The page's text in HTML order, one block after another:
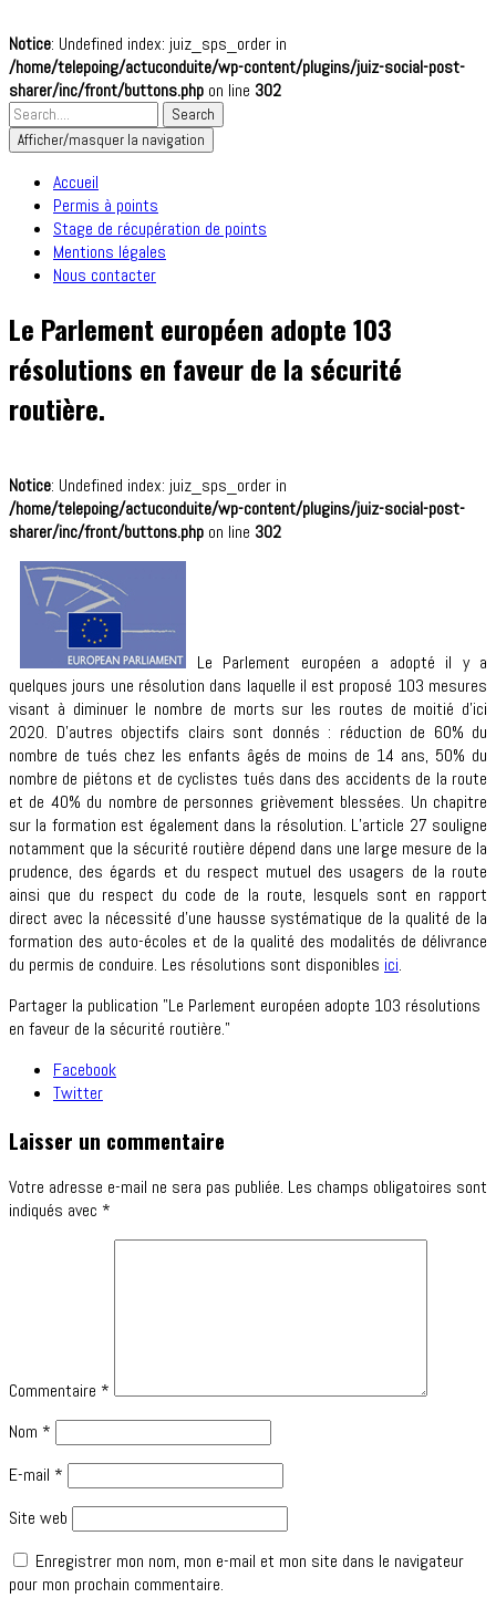
Notice: Undefined index: juiz_sps_order in
/home/telepoing/actuconduite/wp-content/plugins/juiz-social-post-
sharer/inc/front/buttons.php on line 302
Afficher/masquer la navigation
Accueil
Permis à points
Stage de récupération de points
Mentions légales
Nous contacter
Le Parlement européen adopte 103
résolutions en faveur de la sécurité
routière.
Notice: Undefined index: juiz_sps_order in
/home/telepoing/actuconduite/wp-content/plugins/juiz-social-post-
sharer/inc/front/buttons.php on line 302
Le Parlement européen a adopté il y a
quelques jours une résolution dans laquelle il est proposé 103 mesures
visant à diminuer le nombre de morts sur les routes de moitié d’ici
2020. D’autres objectifs clairs sont donnés : réduction de 60% du
nombre de tués chez les enfants âgés de moins de 14 ans, 50% du
nombre de piétons et de cyclistes tués dans des accidents de la route
et de 40% du nombre de personnes grièvement blessées. Un chapitre
sur la formation est également dans la résolution. L’article 27 souligne
notamment que la sécurité routière dépend dans une large mesure de la
prudence, des égards et du respect mutuel des usagers de la route
ainsi que du respect du code de la route, lesquels sont en rapport
direct avec la nécessité d’une hausse systématique de la qualité de la
formation des auto-écoles et de la qualité des modalités de délivrance
du permis de conduire. Les résolutions sont disponibles ici.
Partager la publication "Le Parlement européen adopte 103 résolutions
en faveur de la sécurité routière."
Facebook
Twitter
Laisser un commentaire
Votre adresse e-mail ne sera pas publiée. Les champs obligatoires sont
indiqués avec *
Commentaire *
Nom *
E-mail *
Site web
Enregistrer mon nom, mon e-mail et mon site dans le navigateur
pour mon prochain commentaire.